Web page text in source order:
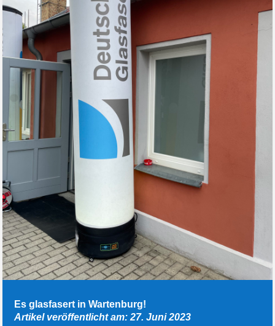
Es glasfasert in Wartenburg!
Artikel veröffentlicht am: 27. Juni 2023